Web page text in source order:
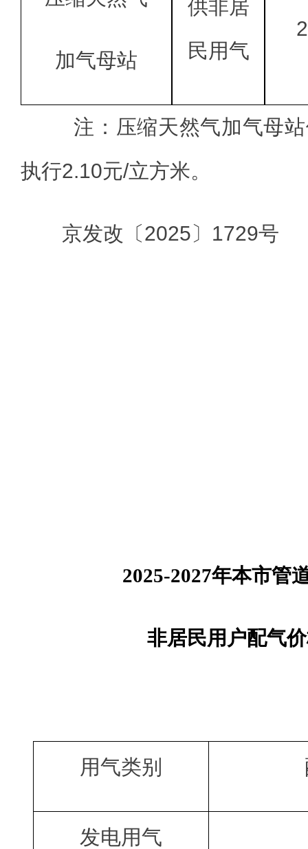
加气母站
供非居
民用气
注：压缩天然气加气母
执行2.10元/立方米。
京发改〔2025〕1729号
2025-2027年本市管
非居民用户配气
用气类别
发电用气